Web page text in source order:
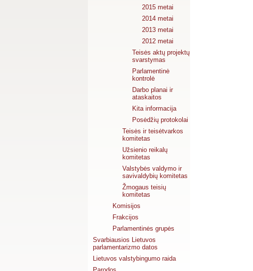
2015 metai
2014 metai
2013 metai
2012 metai
Teisės aktų projektų
svarstymas
Parlamentinė
kontrolė
Darbo planai ir
ataskaitos
Kita informacija
Posėdžių protokolai
Teisės ir teisėtvarkos
komitetas
Užsienio reikalų
komitetas
Valstybės valdymo ir
savivaldybių komitetas
Žmogaus teisių
komitetas
Komisijos
Frakcijos
Parlamentinės grupės
Svarbiausios Lietuvos
parlamentarizmo datos
Lietuvos valstybingumo raida